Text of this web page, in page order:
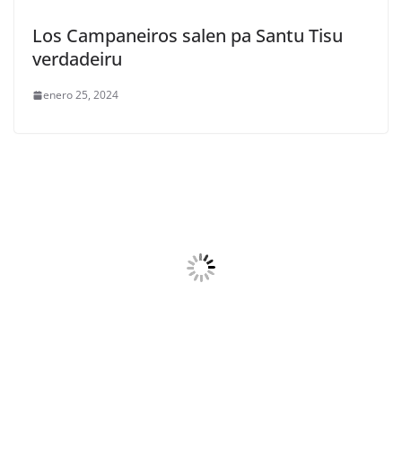
Los Campaneiros salen pa Santu Tisu
verdadeiru
enero 25, 2024